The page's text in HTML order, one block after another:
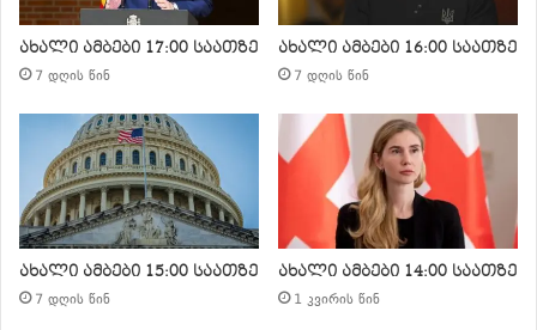
ახალი ამბები 17:00 საათზე
7 დღის წინ
ახალი ამბები 16:00 საათზე
7 დღის წინ
ახალი ამბები 15:00 საათზე
7 დღის წინ
ახალი ამბები 14:00 საათზე
1 კვირის წინ